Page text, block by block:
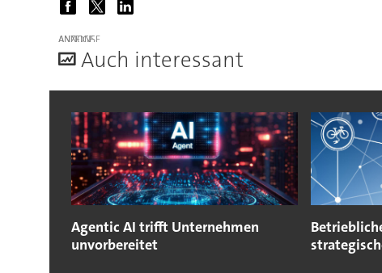
ANZEIGE
Auch interessant
Agentic AI trifft Unternehmen
unvorbereitet